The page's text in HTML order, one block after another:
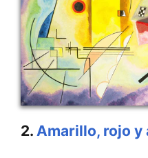
2. Amarillo, rojo y